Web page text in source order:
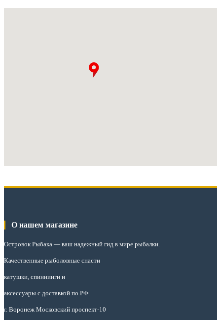
О нашем магазине
Островок Рыбака — ваш надежный гид в мире рыбалки.
Качественные рыболовные снасти
катушки, спиннинги и
аксессуары с доставкой по РФ.
г. Воронеж Московский проспект-10